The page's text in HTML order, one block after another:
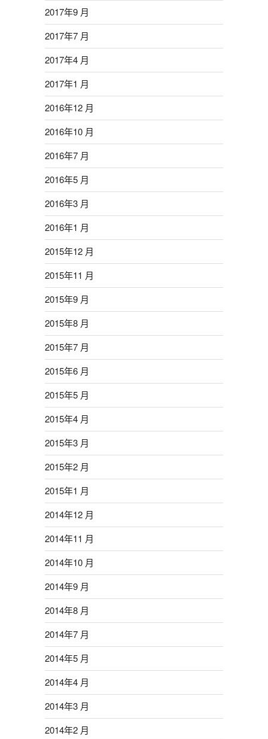
2017年9 月
2017年7 月
2017年4 月
2017年1 月
2016年12 月
2016年10 月
2016年7 月
2016年5 月
2016年3 月
2016年1 月
2015年12 月
2015年11 月
2015年9 月
2015年8 月
2015年7 月
2015年6 月
2015年5 月
2015年4 月
2015年3 月
2015年2 月
2015年1 月
2014年12 月
2014年11 月
2014年10 月
2014年9 月
2014年8 月
2014年7 月
2014年5 月
2014年4 月
2014年3 月
2014年2 月